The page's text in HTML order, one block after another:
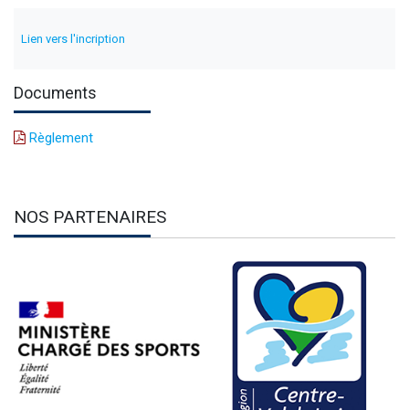
Lien vers l'incription
Documents
Règlement
NOS PARTENAIRES